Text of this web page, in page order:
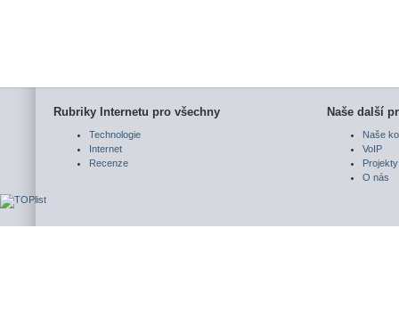
Rubriky Internetu pro všechny
Technologie
Internet
Recenze
Naše další
Naše
VoIP
Projekty
O nás